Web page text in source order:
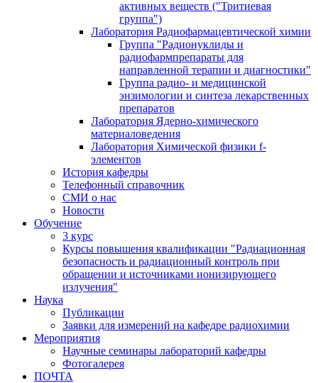
активных веществ ("Тритиевая
группа")
Лаборатория Радиофармацевтической химии
Группа "Радионуклиды и
радиофармпрепараты для
направленной терапии и диагностики"
Группа радио- и медицинской
энзимологии и синтеза лекарственных
препаратов
Лаборатория Ядерно-химического
материаловедения
Лаборатория Химической физики f-
элементов
История кафедры
Телефонный справочник
СМИ о нас
Новости
Обучение
3 курс
Курсы повышения квалификации "Радиационная
безопасность и радиационный контроль при
обращении и источниками ионизирующего
излучения"
Наука
Публикации
Заявки для измерений на кафедре радиохимии
Мероприятия
Научные семинары лабораторий кафедры
Фотогалерея
ПОЧТА